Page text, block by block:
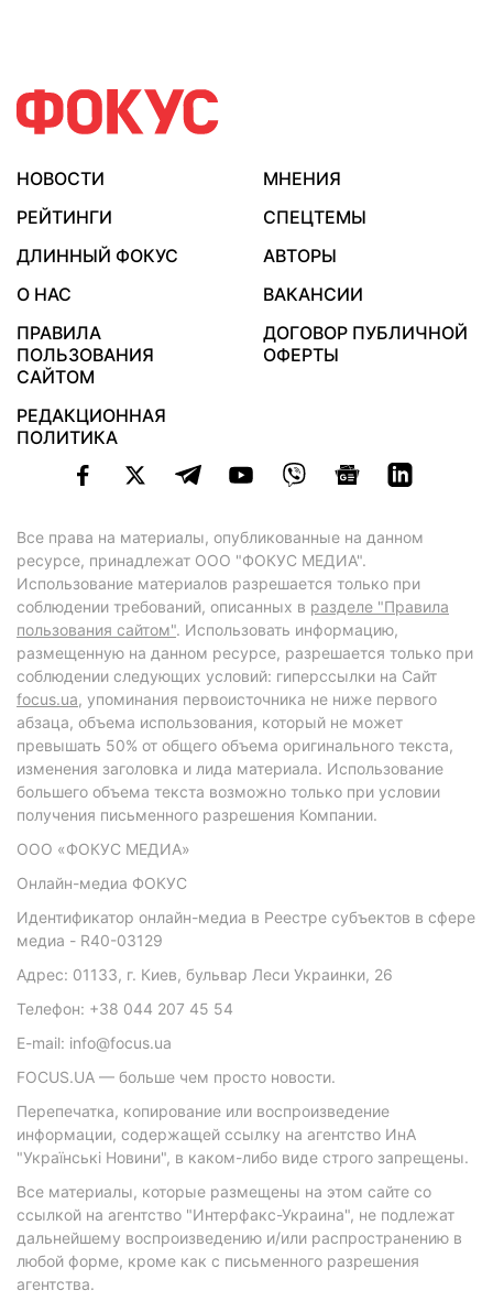
НОВОСТИ
МНЕНИЯ
РЕЙТИНГИ
СПЕЦТЕМЫ
ДЛИННЫЙ ФОКУС
АВТОРЫ
О НАС
ВАКАНСИИ
ПРАВИЛА
ПОЛЬЗОВАНИЯ
САЙТОМ
ДОГОВОР ПУБЛИЧНОЙ
ОФЕРТЫ
РЕДАКЦИОННАЯ
ПОЛИТИКА
Все права на материалы, опубликованные на данном
ресурсе, принадлежат ООО "ФОКУС МЕДИА".
Использование материалов разрешается только при
соблюдении требований, описанных в разделе "Правила
пользования сайтом". Использовать информацию,
размещенную на данном ресурсе, разрешается только при
соблюдении следующих условий: гиперссылки на Сайт
focus.ua, упоминания первоисточника не ниже первого
абзаца, объема использования, который не может
превышать 50% от общего объема оригинального текста,
изменения заголовка и лида материала. Использование
большего объема текста возможно только при условии
получения письменного разрешения Компании.
ООО «ФОКУС МЕДИА»
Онлайн-медиа ФОКУС
Идентификатор онлайн-медиа в Реестре субъектов в сфере
медиа - R40-03129
Адрес: 01133, г. Киев, бульвар Леси Украинки, 26
Телефон: +38 044 207 45 54
E-mail: info@focus.ua
FOCUS.UA — больше чем просто новости.
Перепечатка, копирование или воспроизведение
информации, содержащей ссылку на агентство ИнА
"Українські Новини", в каком-либо виде строго запрещены.
Все материалы, которые размещены на этом сайте со
ссылкой на агентство "Интерфакс-Украина", не подлежат
дальнейшему воспроизведению и/или распространению в
любой форме, кроме как с письменного разрешения
агентства.